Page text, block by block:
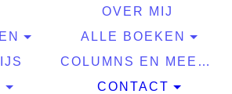
OVER MIJ
ALLE BOEKEN
COLUMNS EN MEER
CONTACT